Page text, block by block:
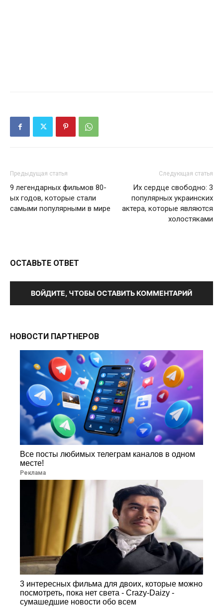
Предыдущая статья
9 легендарных фильмов 80-
ых годов, которые стали
самыми популярными в мире
Следующая статья
Их сердце свободно: 3
популярных украинских
актера, которые являются
холостяками
ОСТАВЬТЕ ОТВЕТ
ВОЙДИТЕ, ЧТОБЫ ОСТАВИТЬ КОММЕНТАРИЙ
НОВОСТИ ПАРТНЕРОВ
Все посты любимых телеграм каналов в одном
месте!
Реклама
3 интересных фильма для двоих, которые можно
посмотреть, пока нет света - Crazy-Daizy -
сумашедшие новости обо всем